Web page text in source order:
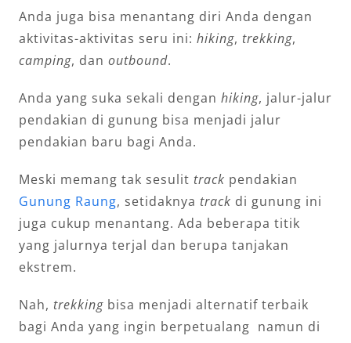
Anda juga bisa menantang diri Anda dengan
aktivitas-aktivitas seru ini: hiking, trekking,
camping, dan outbound.
Anda yang suka sekali dengan hiking, jalur-jalur
pendakian di gunung bisa menjadi jalur
pendakian baru bagi Anda.
Meski memang tak sesulit track pendakian
Gunung Raung, setidaknya track di gunung ini
juga cukup menantang. Ada beberapa titik
yang jalurnya terjal dan berupa tanjakan
ekstrem.
Nah, trekking bisa menjadi alternatif terbaik
bagi Anda yang ingin berpetualang namun di